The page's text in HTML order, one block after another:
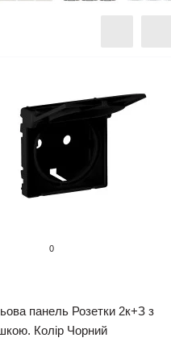
0
панель Розетки 2к+З з
Колір Чорний